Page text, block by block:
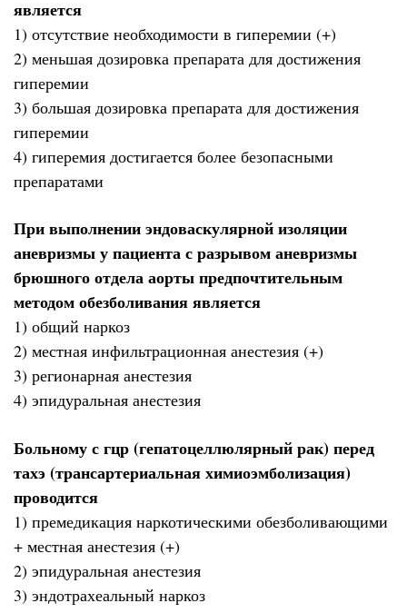
является
1) отсутствие необходимости в гиперемии (+)
2) меньшая дозировка препарата для достижения
гиперемии
3) большая дозировка препарата для достижения
гиперемии
4) гиперемия достигается более безопасными
препаратами
При выполнении эндоваскулярной изоляции
аневризмы у пациента с разрывом аневризмы
брюшного отдела аорты предпочтительным
методом обезболивания является
1) общий наркоз
2) местная инфильтрационная анестезия (+)
3) регионарная анестезия
4) эпидуральная анестезия
Больному с гцр (гепатоцеллюлярный рак) перед
тахэ (трансартериальная химиоэмболизация)
проводится
1) премедикация наркотическими обезболивающими
+ местная анестезия (+)
2) эпидуральная анестезия
3) эндотрахеальный наркоз